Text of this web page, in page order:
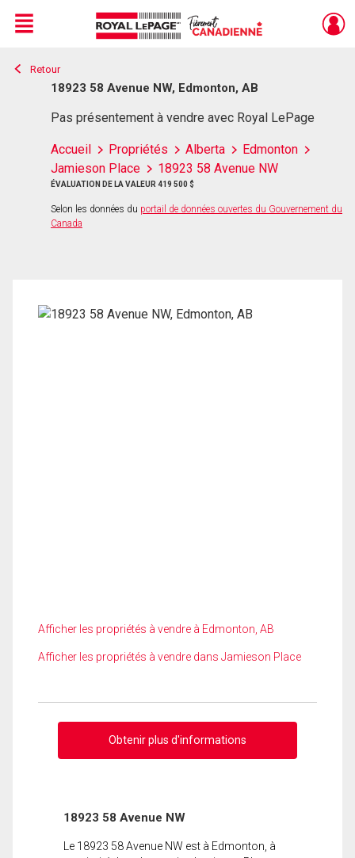
Live
En Direct
Menu
Retour
18923 58 Avenue NW, Edmonton, AB
Pas présentement à vendre avec Royal LePage
Accueil Propriétés Alberta
Edmonton
Jamieson Place
18923 58 Avenue NW
ÉVALUATION DE LA VALEUR 419 500 $
Selon les données du portail de données ouvertes du Gouvernement du
Canada
Afficher les propriétés à vendre à Edmonton, AB
Afficher les propriétés à vendre dans Jamieson Place
Obtenir plus d'informations
18923 58 Avenue NW
Le 18923 58 Avenue NW est à Edmonton, à